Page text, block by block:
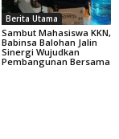
Berita Utama
Sambut Mahasiswa KKN,
Babinsa Balohan Jalin
Sinergi Wujudkan
Pembangunan Bersama